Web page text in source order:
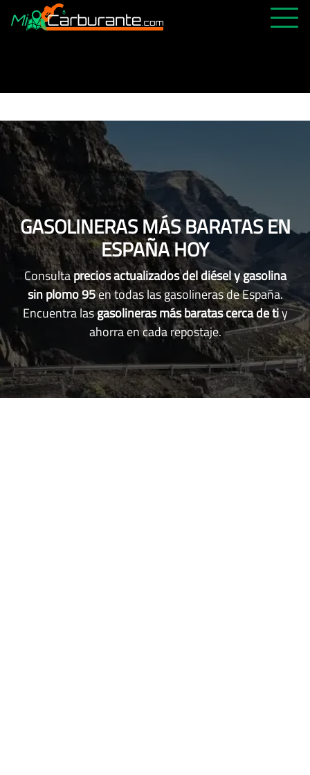
ABIERTAS 24H
ÚLTIMAS MATRÍCULAS
FAVORITAS
GASOLINERAS MÁS BARATAS EN
ESPAÑA HOY
Consultaprecios actualizados del diésel y gasolina
sin plomo 95en todas las gasolineras de España.
Encuentra lasgasolineras más baratas cerca de tiy
ahorra en cada repostaje.